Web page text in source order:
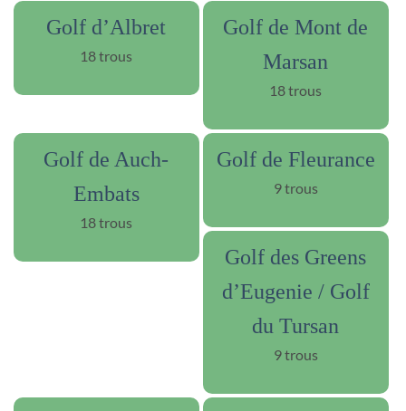
Golf d’Albret
18 trous
Golf de Mont de
Marsan
18 trous
Golf de Auch-
Embats
18 trous
Golf de Fleurance
9 trous
Golf des Greens
d’Eugenie / Golf
du Tursan
9 trous